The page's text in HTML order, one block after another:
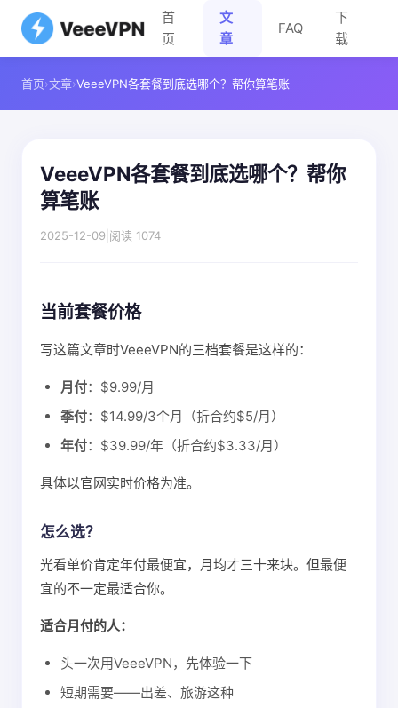
首
页
文
章
FAQ
下
载
首页›文章›VeeeVPN各套餐到底选哪个？帮你算笔账
VeeeVPN各套餐到底选哪个？帮你
算笔账
2025-12-09 阅读 1074
当前套餐价格
写这篇文章时VeeeVPN的三档套餐是这样的：
月付：$9.99/月
季付：$14.99/3个月（折合约$5/月）
年付：$39.99/年（折合约$3.33/月）
具体以官网实时价格为准。
怎么选？
光看单价肯定年付最便宜，月均才三十来块。但最便
宜的不一定最适合你。
适合月付的人：
头一次用VeeeVPN，先体验一下
短期需要——出差、旅游这种